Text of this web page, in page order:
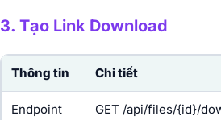
3. Tạo Link Download
Thông tin Chi tiết
Endpoint GET /api/files/{id}/